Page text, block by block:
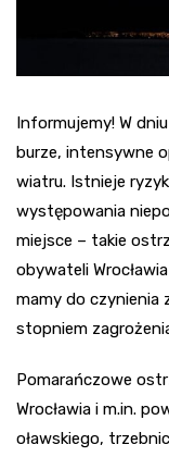
Informujemy! W
burze, intensywne
wiatru. Istnieje
występowania
miejsce – takie
obywateli
mamy do czynienia
stopniem
Pomarańczowe
Wrocławia i m.in.
oławskiego,